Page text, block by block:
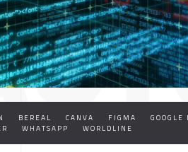
BEREAL CANVA FIGMA GOOGLE
WHATSAPP WORLDLINE